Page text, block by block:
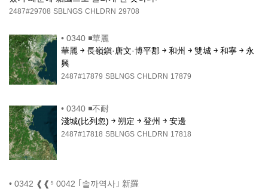
2487#29708 SBLNGS CHLDRN 29708
• 0340 ◾華麗
華麗 ￫ 長嶺鎭·唐文·博平郡 ￫ 和州 ￫ 雙城 ￫ 和寧 ￫ 永
興
2487#17879 SBLNGS CHLDRN 17879
• 0340 ◾不耐
淺城(比列忽) ￫ 朔定 ￫ 登州 ￫ 安邊
2487#17818 SBLNGS CHLDRN 17818
• 0342 ❰❰⁵ 0042 ｢솔까역사｣ 新羅